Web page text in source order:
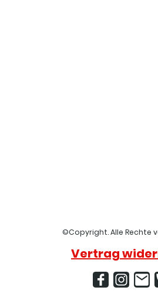
©Copyright. Alle Rechte
Vertrag